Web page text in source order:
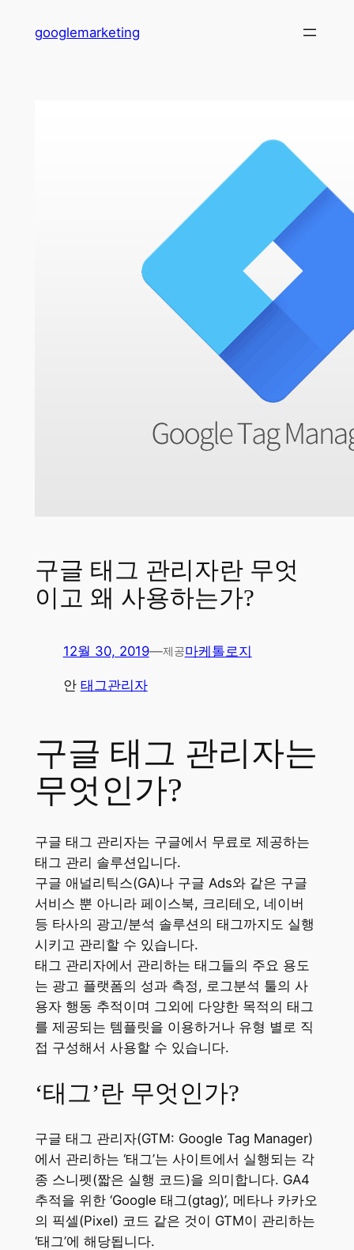
googlemarketing
구글 태그 관리자란 무엇
이고 왜 사용하는가?
12월 30, 2019—제공마케톨로지
안 태그관리자
구글 태그 관리자는
무엇인가?
구글 태그 관리자는 구글에서 무료로 제공하는
태그 관리 솔루션입니다.
구글 애널리틱스(GA)나 구글 Ads와 같은 구글
서비스 뿐 아니라 페이스북, 크리테오, 네이버
등 타사의 광고/분석 솔루션의 태그까지도 실행
시키고 관리할 수 있습니다.
태그 관리자에서 관리하는 태그들의 주요 용도
는 광고 플랫폼의 성과 측정, 로그분석 툴의 사
용자 행동 추적이며 그외에 다양한 목적의 태그
를 제공되는 템플릿을 이용하거나 유형 별로 직
접 구성해서 사용할 수 있습니다.
‘태그’란 무엇인가?
구글 태그 관리자(GTM: Google Tag Manager)
에서 관리하는 ‘태그’는 사이트에서 실행되는 각
종 스니펫(짧은 실행 코드)을 의미합니다. GA4
추적을 위한 ‘Google 태그(gtag)’, 메타나 카카오
의 픽셀(Pixel) 코드 같은 것이 GTM이 관리하는
‘태그’에 해당됩니다.